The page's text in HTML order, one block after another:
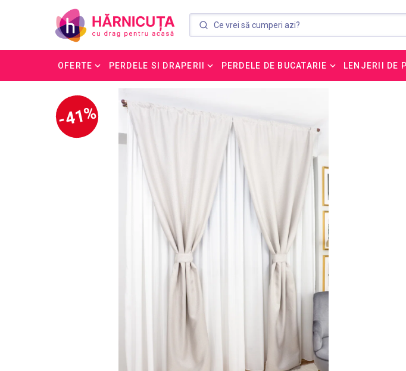
OFERTE PERDELE SI DRAPERII PERDELE DE BUCATARIE LENJERII DE
-41%